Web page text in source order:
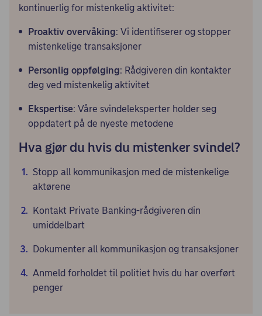
kontinuerlig for mistenkelig aktivitet:
Proaktiv overvåking: Vi identifiserer og stopper
mistenkelige transaksjoner
Personlig oppfølging: Rådgiveren din kontakter
deg ved mistenkelig aktivitet
Ekspertise: Våre svindeleksperter holder seg
oppdatert på de nyeste metodene
Hva gjør du hvis du mistenker svindel?
Stopp all kommunikasjon med de mistenkelige
aktørene
Kontakt Private Banking-rådgiveren din
umiddelbart
Dokumenter all kommunikasjon og transaksjoner
Anmeld forholdet til politiet hvis du har overført
penger